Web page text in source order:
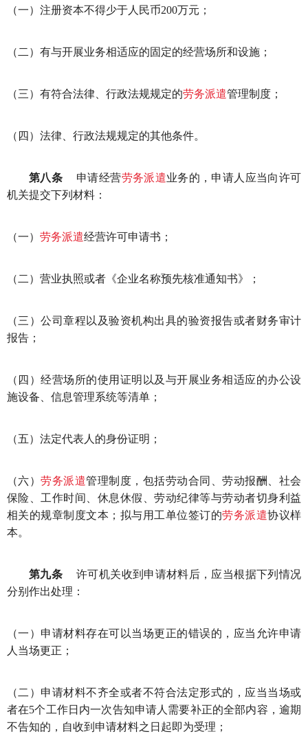
（一）注册资本不得少于人民币200万元；
（二）有与开展业务相适应的固定的经营场所和设施；
（三）有符合法律、行政法规规定的劳务派遣管理制度；
（四）法律、行政法规规定的其他条件。
第八条 申请经营劳务派遣业务的，申请人应当向许可
机关提交下列材料：
（一） 劳务派遣经营许可申请书；
（二）营业执照或者《企业名称预先核准通知书》；
（三）公司章程以及验资机构出具的验资报告或者财务审计
报告；
（四）经营场所的使用证明以及与开展业务相适应的办公设
施设备、信息管理系统等清单；
（五）法定代表人的身份证明；
（六）劳务派遣管理制度，包括劳动合同、劳动报酬、社会
保险、工作时间、休息休假、劳动纪律等与劳动者切身利益
相关的规章制度文本；拟与用工单位签订的劳务派遣协议样
本。
第九条
许可机关收到申请材料后，应当根据下列情况
分别作出处理：
（一）申请材料存在可以当场更正的错误的，应当允许申请
人当场更正；
（二）申请材料不齐全或者不符合法定形式的，应当当场或
者在5个工作日内一次告知申请人需要补正的全部内容，逾期
不告知的，自收到申请材料之日起即为受理；